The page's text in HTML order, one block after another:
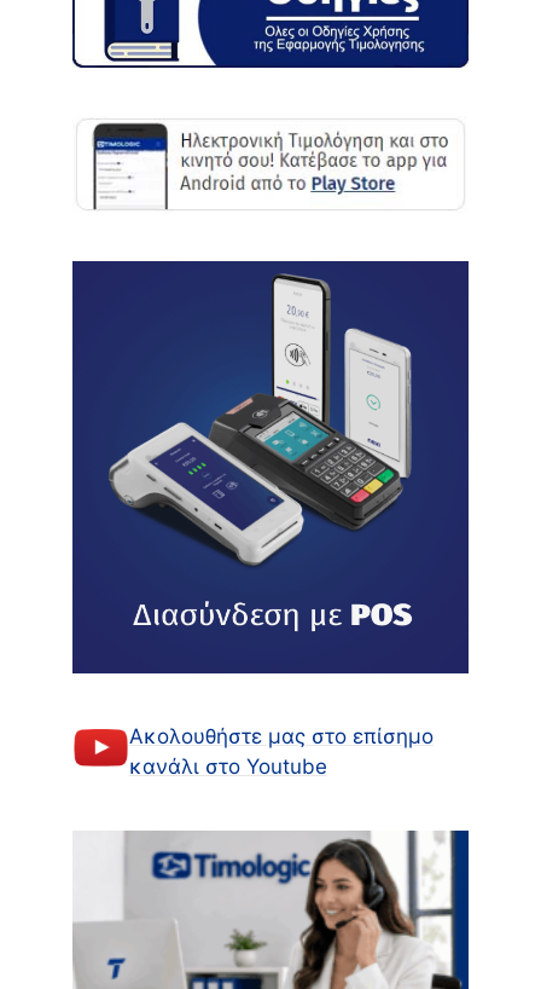
Ακολουθήστε μας στο επίσημο
κανάλι στο Youtube